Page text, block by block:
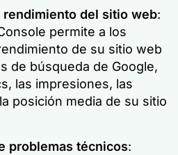
del sitio web:
permite a los
de su sitio web
de búsqueda de Google,
las impresiones, las
posición media de su sitio
problemas técnicos: